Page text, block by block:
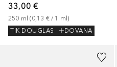
33,00 €
250 ml (0,13 € / 1 ml)
TIK DOUGLAS
DOVANA